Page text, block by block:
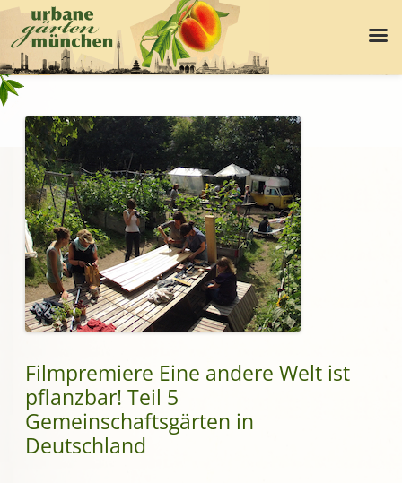
Filmpremiere Eine andere Welt ist
pflanzbar! Teil 5
Gemeinschaftsgärten in
Deutschland